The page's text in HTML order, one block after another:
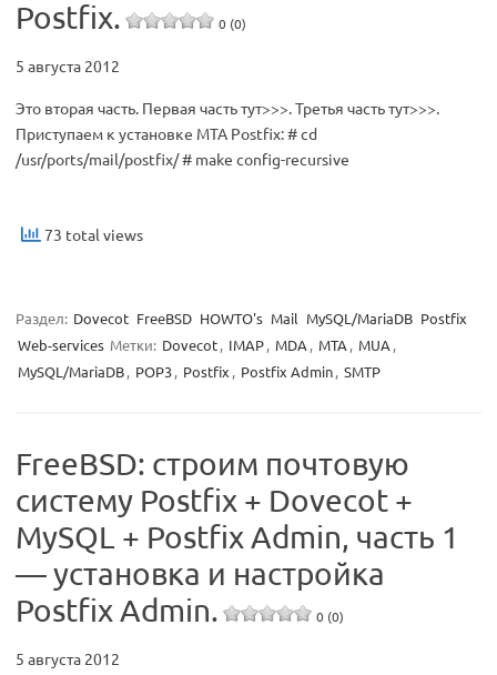
Postfix. 0 (0)
5 августа 2012
Это вторая часть. Первая часть тут>>>. Третья часть тут>>>.
Приступаем к установке MTA Postfix: # cd
/usr/ports/mail/postfix/ # make config-recursive
73 total views
Раздел: Dovecot FreeBSD HOWTO's Mail MySQL/MariaDB Postfix
Web-services Метки: Dovecot, IMAP, MDA , MTA , MUA ,
MySQL/MariaDB, POP3, Postfix , Postfix Admin, SMTP
FreeBSD: строим почтовую
систему Postfix + Dovecot +
MySQL + Postfix Admin, часть 1
— установка и настройка
Postfix Admin.
0 (0)
5 августа 2012